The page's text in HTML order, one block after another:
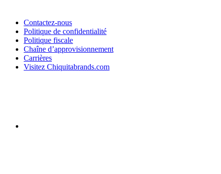
Contactez-nous
Politique de confidentialité
Politique fiscale
Chaîne d’approvisionnement
Carrières
Visitez Chiquitabrands.com